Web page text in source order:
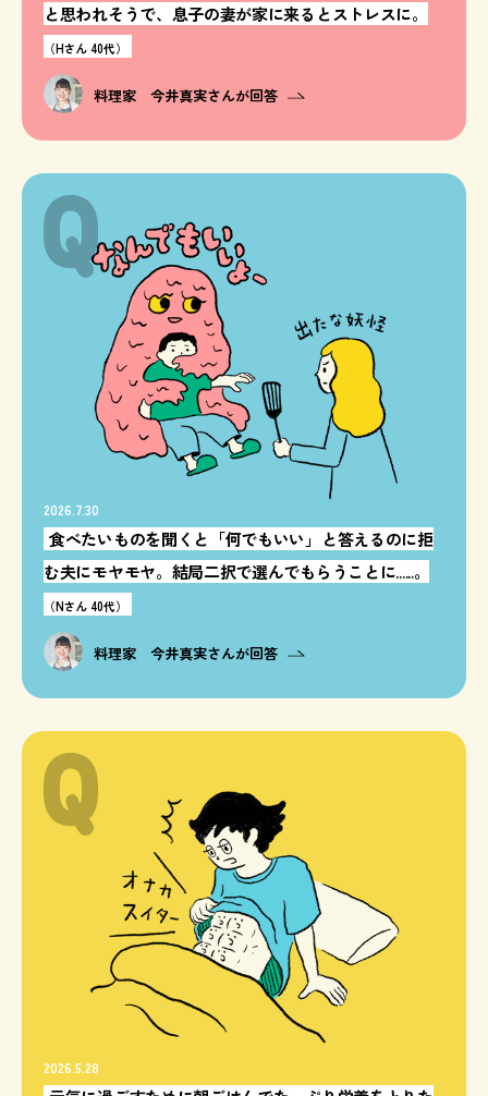
と思われそうで、息子の妻が家に来るとストレスに。
（Hさん 40代）
料理家 今井真実さんが回答
2026.7.30
食べたいものを聞くと「何でもいい」と答えるのに拒
む夫にモヤモヤ。結局二択で選んでもらうことに......。
（Nさん 40代）
料理家 今井真実さんが回答
2026.5.28